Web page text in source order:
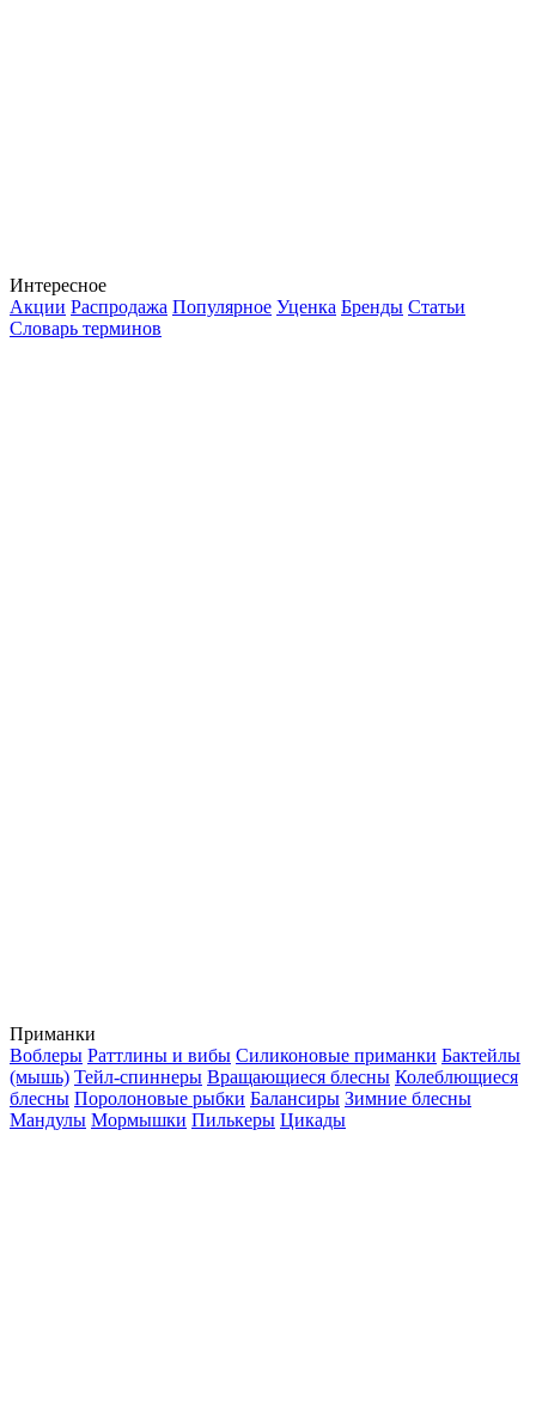
Интересное
Акции Распродажа Популярное Уценка Бренды Статьи
Словарь терминов
Приманки
Воблеры Раттлины и вибы Силиконовые приманки Бактейлы
(мышь) Тейл-спиннеры Вращающиеся блесны Колеблющиеся
блесны Поролоновые рыбки Балансиры Зимние блесны
Мандулы Мормышки Пилькеры Цикады